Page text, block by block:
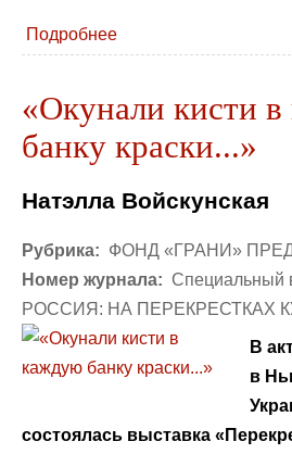
Подробнее
«Окунали кисти
банку краски...»
Натэлла Войскунская
Рубрика: ФОНД «ГРАНИ»
Номер журнала: Специальный
РОССИЯ: НА ПЕРЕКРЕСТКАХ
В
в
состоялась выставка